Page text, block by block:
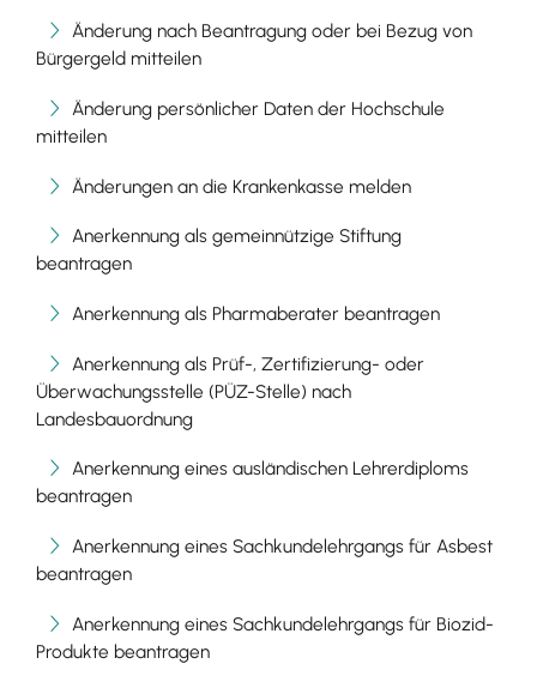
Änderung nach Beantragung oder bei Bezug von
Bürgergeld mitteilen
Änderung persönlicher Daten der Hochschule
mitteilen
Änderungen an die Krankenkasse melden
Anerkennung als gemeinnützige Stiftung
beantragen
Anerkennung als Pharmaberater beantragen
Anerkennung als Prüf-, Zertifizierung- oder
Überwachungsstelle (PÜZ-Stelle) nach
Landesbauordnung
Anerkennung eines ausländischen Lehrerdiploms
beantragen
Anerkennung eines Sachkundelehrgangs für Asbest
beantragen
Anerkennung eines Sachkundelehrgangs für Biozid-
Produkte beantragen